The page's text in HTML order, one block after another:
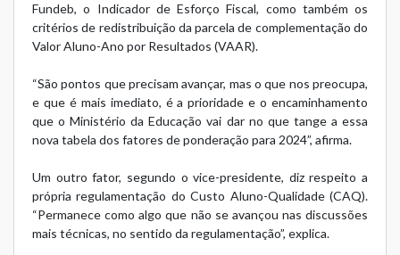
Fundeb, o Indicador de Esforço Fiscal, como também os
critérios de redistribuição da parcela de complementação do
Valor Aluno-Ano por Resultados (VAAR).
“São pontos que precisam avançar, mas o que nos preocupa,
e que é mais imediato, é a prioridade e o encaminhamento
que o Ministério da Educação vai dar no que tange a essa
nova tabela dos fatores de ponderação para 2024”, afirma.
Um outro fator, segundo o vice-presidente, diz respeito a
própria regulamentação do Custo Aluno-Qualidade (CAQ).
“Permanece como algo que não se avançou nas discussões
mais técnicas, no sentido da regulamentação”, explica.